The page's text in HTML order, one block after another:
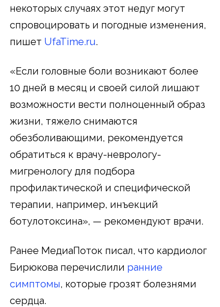
некоторых случаях этот недуг могут
спровоцировать и погодные изменения,
пишет UfaTime.ru.
«Если головные боли возникают более
10 дней в месяц и своей силой лишают
возможности вести полноценный образ
жизни, тяжело снимаются
обезболивающими, рекомендуется
обратиться к врачу-неврологу-
мигренологу для подбора
профилактической и специфической
терапии, например, инъекций
ботулотоксина», — рекомендуют врачи.
Ранее МедиаПоток писал, что кардиолог
Бирюкова перечислили ранние
симптомы, которые грозят болезнями
сердца.